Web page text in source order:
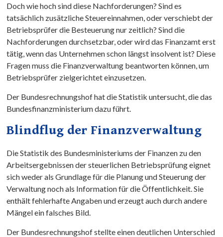
Doch wie hoch sind diese Nachforderungen? Sind es
tatsächlich zusätzliche Steuereinnahmen, oder verschiebt der
Betriebsprüfer die Besteuerung nur zeitlich? Sind die
Nachforderungen durchsetzbar, oder wird das Finanzamt erst
tätig, wenn das Unternehmen schon längst insolvent ist? Diese
Fragen muss die Finanzverwaltung beantworten können, um
Betriebsprüfer zielgerichtet einzusetzen.
Der Bundesrechnungshof hat die Statistik untersucht, die das
Bundesfinanzministerium dazu führt.
Blindflug der Finanzverwaltung
Die Statistik des Bundesministeriums der Finanzen zu den
Arbeitsergebnissen der steuerlichen Betriebsprüfung eignet
sich weder als Grundlage für die Planung und Steuerung der
Verwaltung noch als Information für die Öffentlichkeit. Sie
enthält fehlerhafte Angaben und erzeugt auch durch andere
Mängel ein falsches Bild.
Der Bundesrechnungshof stellte einen deutlichen Unterschied